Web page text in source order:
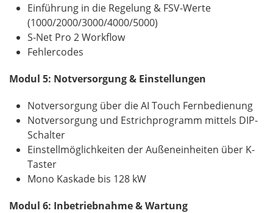
Einführung in die Regelung & FSV-Werte
(1000/2000/3000/4000/5000)
S-Net Pro 2 Workflow
Fehlercodes
Modul 5: Notversorgung & Einstellungen
Notversorgung über die AI Touch Fernbedienung
Notversorgung und Estrichprogramm mittels DIP-
Schalter
Einstellmöglichkeiten der Außeneinheiten über K-
Taster
Mono Kaskade bis 128 kW
Modul 6: Inbetriebnahme & Wartung